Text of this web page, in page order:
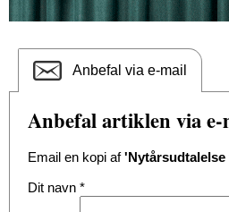
Anbefal via e-mail
Anbefal artiklen via
Email en kopi af
Dit navn *